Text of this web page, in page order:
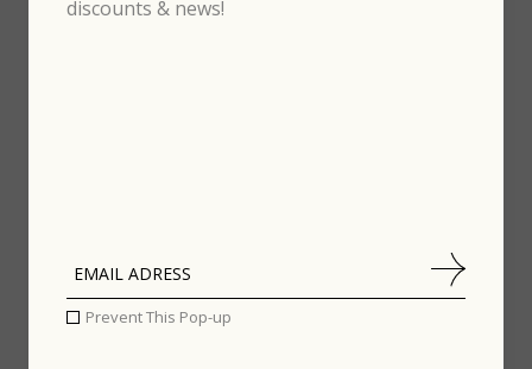
discounts & news!
Prevent This Pop-up